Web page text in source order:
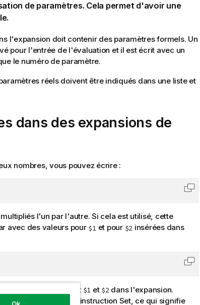
de paramètres. Cela permet d'avoir une
l'expansion doit contenir des paramètres formels. Un
pour l'entrée de l'évaluation et il est écrit avec un
le numéro de paramètre.
réels doivent être indiqués dans une liste et
dans des expansions de
nombres, vous pouvez écrire :
l'un par l'autre. Si cela est utilisé, cette
avec des valeurs pour $1 et pour $2 insérées dans
réels qui remplacent $1 et $2 dans l'expansion.
et l'exécution de l'instruction Set, ce qui signifie